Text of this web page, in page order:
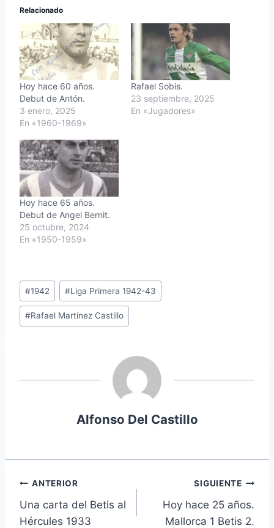
Relacionado
Hoy hace 60 años.
Debut de Antón.
3 enero, 2025
En «1960-1969»
Rafael Sobis.
23 septiembre, 2025
En «Jugadores»
Hoy hace 65 años.
Debut de Angel Bernit.
25 octubre, 2024
En «1950-1959»
Etiquetas
de
la
#1942 #Liga Primera 1942-43
#Rafael Martínez Castillo
Alfonso Del Castillo
Navegación
de
ANTERIOR
Una carta del Betis al
Hércules 1933
SIGUIENTE
Hoy hace 25 años.
Mallorca 1 Betis 2.